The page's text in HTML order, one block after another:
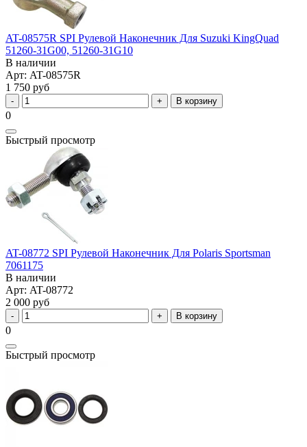
AT-08575R SPI Рулевой Наконечник Для Suzuki KingQuad
51260-31G00, 51260-31G10
В наличии
Арт: AT-08575R
1 750 руб
В корзину
0
Быстрый просмотр
AT-08772 SPI Рулевой Наконечник Для Polaris Sportsman
7061175
В наличии
Арт: AT-08772
2 000 руб
В корзину
0
Быстрый просмотр